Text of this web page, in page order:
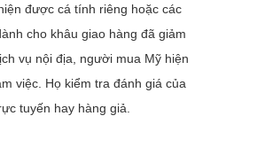
được cá tính riêng hoặc các
cho khâu giao hàng đã giảm
vụ nội địa, người mua Mỹ hiện
việc. Họ kiểm tra đánh giá của
tuyến hay hàng giả.